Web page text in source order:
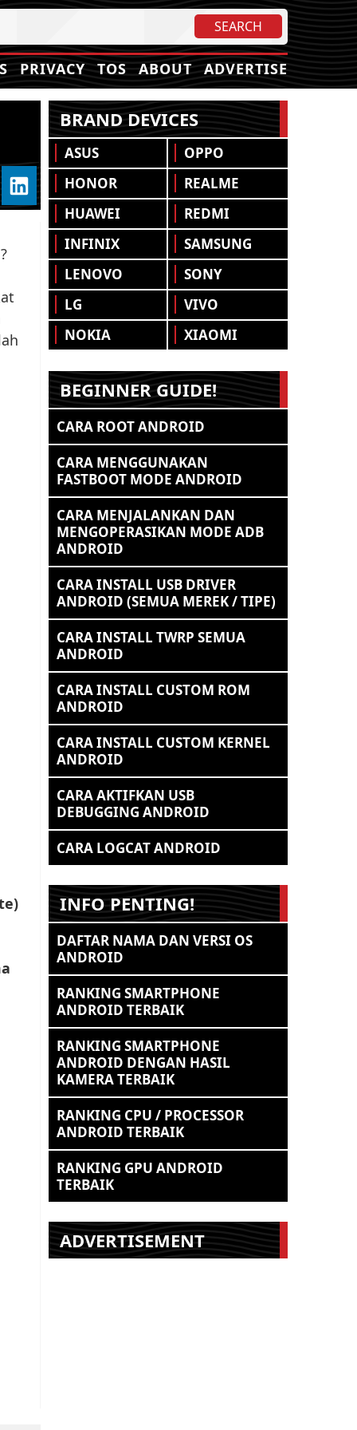
PRIVACY TOS ABOUT ADVERTISE
BRAND DEVICES
ASUS
HONOR
HUAWEI
INFINIX
LENOVO
LG
NOKIA
OPPO
REALME
REDMI
SAMSUNG
SONY
VIVO
XIAOMI
BEGINNER GUIDE!
CARA ROOT ANDROID
CARA MENGGUNAKAN
FASTBOOT MODE ANDROID
CARA MENJALANKAN DAN
MENGOPERASIKAN MODE ADB
ANDROID
CARA INSTALL USB DRIVER
ANDROID (SEMUA MEREK / TIPE)
CARA INSTALL TWRP SEMUA
ANDROID
CARA INSTALL CUSTOM ROM
ANDROID
CARA INSTALL CUSTOM KERNEL
ANDROID
CARA AKTIFKAN USB
DEBUGGING ANDROID
CARA LOGCAT ANDROID
INFO PENTING!
DAFTAR NAMA DAN VERSI OS
ANDROID
RANKING SMARTPHONE
ANDROID TERBAIK
RANKING SMARTPHONE
ANDROID DENGAN HASIL
KAMERA TERBAIK
RANKING CPU / PROCESSOR
ANDROID TERBAIK
RANKING GPU ANDROID
TERBAIK
ADVERTISEMENT